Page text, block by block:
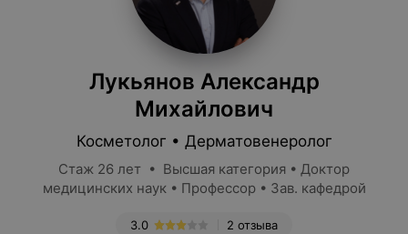
Лукьянов Александр
Михайлович
Косметолог • Дерматовенеролог
Стаж 26 лет • Высшая категория • Доктор
медицинских наук • Профессор • Зав. кафедрой
2 отзыва
3.0